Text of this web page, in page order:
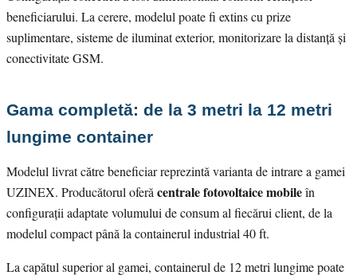
beneficiarului. La cerere, modelul poate fi extins cu prize
suplimentare, sisteme de iluminat exterior, monitorizare la distanță și
conectivitate GSM.
Gama completă: de la 3 metri la 12 metri
lungime container
Modelul livrat către beneficiar reprezintă varianta de intrare a gamei
UZINEX. Producătorul oferă centrale fotovoltaice mobileîn
configurații adaptate volumului de consum al fiecărui client, de la
modelul compact până la containerul industrial 40 ft.
La capătul superior al gamei, containerul de 12 metri lungime poate